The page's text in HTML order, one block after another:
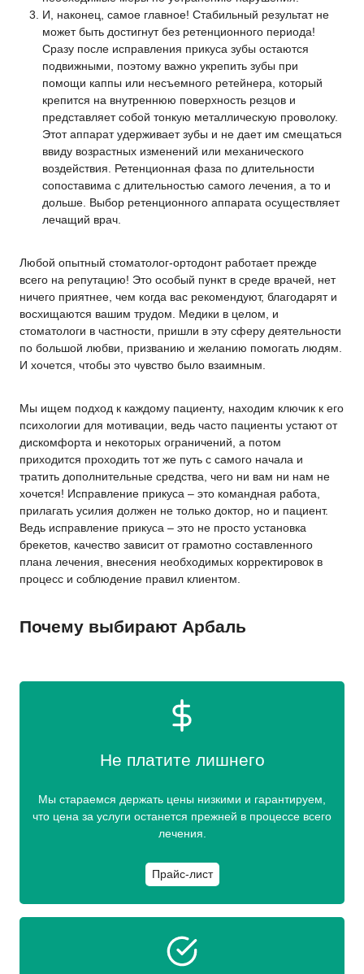
И, наконец, самое главное! Стабильный результат не
может быть достигнут без ретенционного периода!
Сразу после исправления прикуса зубы остаются
подвижными, поэтому важно укрепить зубы при
помощи каппы или несъемного ретейнера, который
крепится на внутреннюю поверхность резцов и
представляет собой тонкую металлическую проволоку.
Этот аппарат удерживает зубы и не дает им смещаться
ввиду возрастных изменений или механического
воздействия. Ретенционная фаза по длительности
сопоставима с длительностью самого лечения, а то и
дольше. Выбор ретенционного аппарата осуществляет
лечащий врач.
Любой опытный стоматолог-ортодонт работает прежде
всего на репутацию! Это особый пункт в среде врачей, нет
ничего приятнее, чем когда вас рекомендуют, благодарят и
восхищаются вашим трудом. Медики в целом, и
стоматологи в частности, пришли в эту сферу деятельности
по большой любви, призванию и желанию помогать людям.
И хочется, чтобы это чувство было взаимным.
Мы ищем подход к каждому пациенту, находим ключик к его
психологии для мотивации, ведь часто пациенты устают от
дискомфорта и некоторых ограничений, а потом
приходится проходить тот же путь с самого начала и
тратить дополнительные средства, чего ни вам ни нам не
хочется! Исправление прикуса – это командная работа,
прилагать усилия должен не только доктор, но и пациент.
Ведь исправление прикуса – это не просто установка
брекетов, качество зависит от грамотно составленного
плана лечения, внесения необходимых корректировок в
процесс и соблюдение правил клиентом.
Почему выбирают Арбаль
Не платите лишнего
Мы стараемся держать цены низкими и гарантируем,
что цена за услуги останется прежней в процессе всего
лечения.
Прайс-лист